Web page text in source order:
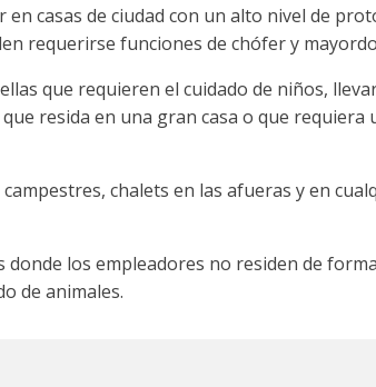
casas de ciudad con un alto nivel de
requerirse funciones de chófer y
que requieren el cuidado de niños,
resida en una gran casa o que
chalets en las afueras y en
los empleadores no residen de
de animales.